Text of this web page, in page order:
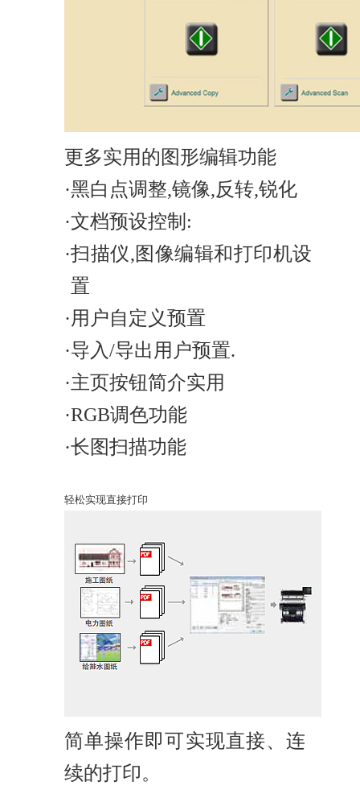
更多实用的图形编辑功能
·黑白点调整,镜像,反转,锐化
·文档预设控制:
·扫描仪,图像编辑和打印机设
置
·用户自定义预置
·导入/导出用户预置.
·主页按钮简介实用
·RGB调色功能
·长图扫描功能
轻松实现直接打印
简单操作即可实现直接、连
续的打印。